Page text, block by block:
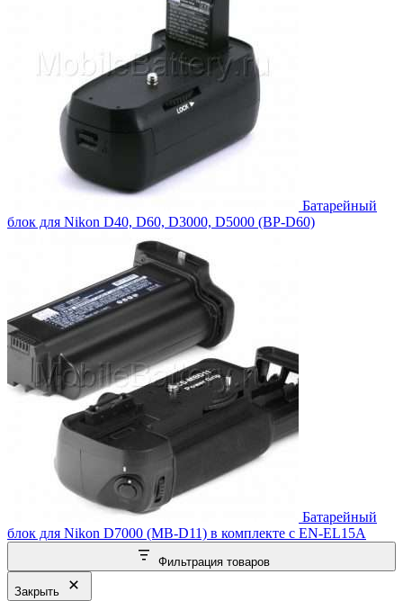
Батарейный
блок для Nikon D40, D60, D3000, D5000 (BP-D60)
Батарейный
блок для Nikon D7000 (MB-D11) в комплекте с EN-EL15A
Фильтрация товаров
Закрыть